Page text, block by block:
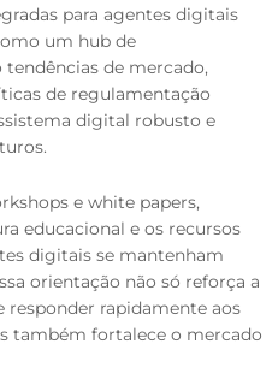
para agentes digitais
um hub de
de mercado,
de regulamentação
digital robusto e
e white papers,
educacional e os recursos
digitais se mantenham
orientação não só reforça a
responder rapidamente aos
também fortalece o mercado